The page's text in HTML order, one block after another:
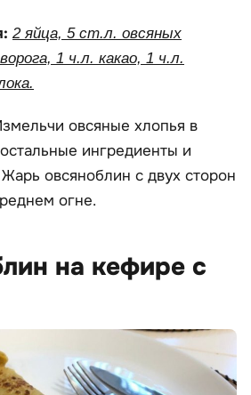
2 яйца, 5 ст.л. овсяных
1 ч.л. какао, 1 ч.л.
овсяные хлопья в
ингредиенты и
овсяноблин с двух сторон
огне.
на кефире с